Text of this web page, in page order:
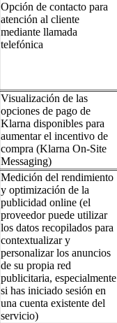
Opción de contacto para
atención al cliente
mediante llamada
telefónica
Visualización de las
opciones de pago de
Klarna disponibles para
aumentar el incentivo de
compra (Klarna On‑Site
Messaging)
Medición del rendimiento
y optimización de la
publicidad online (el
proveedor puede utilizar
los datos recopilados para
contextualizar y
personalizar los anuncios
de su propia red
publicitaria, especialmente
si has iniciado sesión en
una cuenta existente del
servicio)